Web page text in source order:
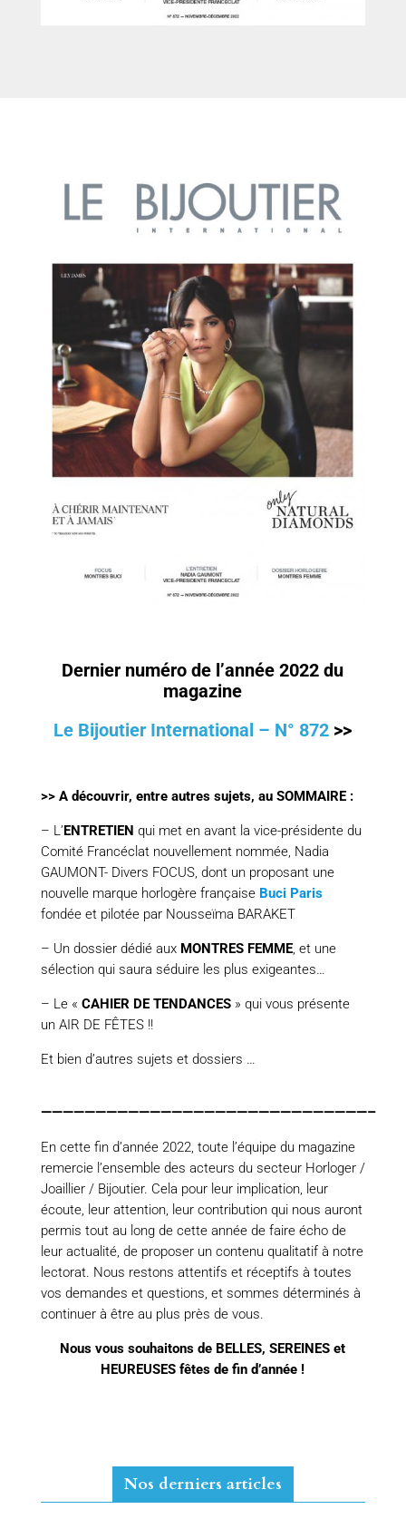
Dernier numéro de l’année 2022 du
magazine
Le Bijoutier International – N° 872 >>
>> A découvrir, entre autres sujets, au SOMMAIRE :
– L’ENTRETIEN qui met en avant la vice-présidente du
Comité Francéclat nouvellement nommée, Nadia
GAUMONT- Divers FOCUS, dont un proposant une
nouvelle marque horlogère française Buci Paris
fondée et pilotée par Nousseïma BARAKET
– Un dossier dédié aux MONTRES FEMME, et une
sélection qui saura séduire les plus exigeantes…
– Le « CAHIER DE TENDANCES» qui vous présente
un AIR DE FÊTES !!
Et bien d’autres sujets et dossiers …
——————————————————————————————–
En cette fin d’année 2022, toute l’équipe du magazine
remercie l’ensemble des acteurs du secteur Horloger /
Joaillier / Bijoutier. Cela pour leur implication, leur
écoute, leur attention, leur contribution qui nous auront
permis tout au long de cette année de faire écho de
leur actualité, de proposer un contenu qualitatif à notre
lectorat. Nous restons attentifs et réceptifs à toutes
vos demandes et questions, et sommes déterminés à
continuer à être au plus près de vous.
Nous vous souhaitons de BELLES, SEREINES et
HEUREUSES fêtes de fin d’année !
Nos derniers articles